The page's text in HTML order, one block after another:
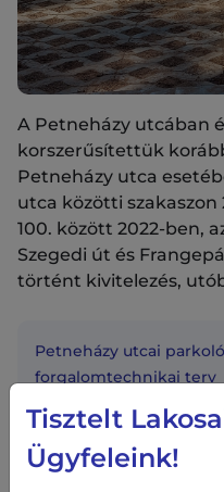
A Petneházy utcában
korszerűsítettük
Petneházy utca
utca közötti szakaszon
100. között 2022-ben,
Szegedi út és
történt kivitelezés,
Petneházy utcai
forgalomtechnikai terv
Petneházy utcai
Tisztelt
Ügyfeleink!